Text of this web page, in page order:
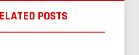
POSTS